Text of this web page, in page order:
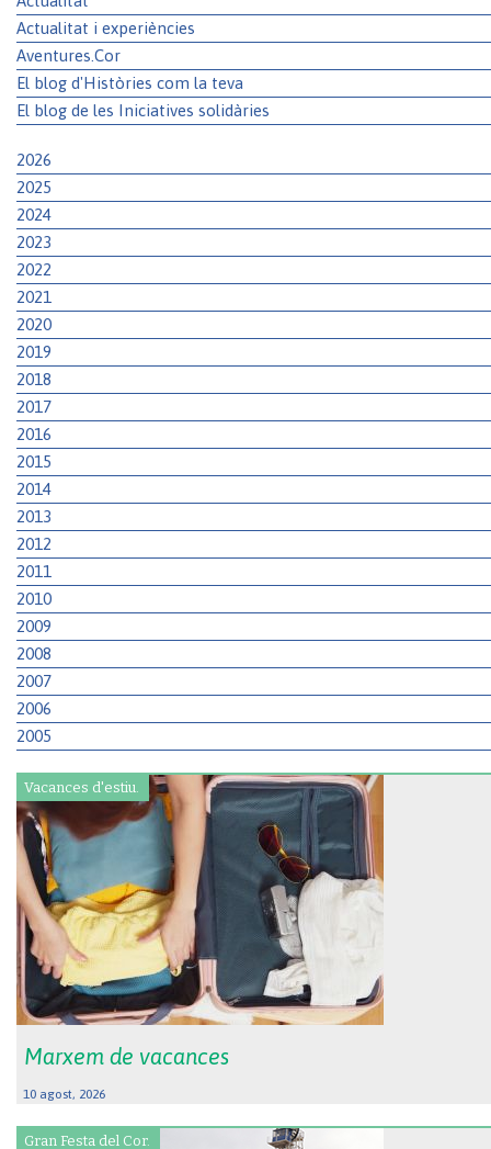
Actualitat i experiències
Aventures.Cor
El blog d'Històries com la teva
El blog de les Iniciatives solidàries
2026
2025
2024
2023
2022
2021
2020
2019
2018
2017
2016
2015
2014
2013
2012
2011
2010
2009
2008
2007
2006
2005
Vacances d'estiu.
Marxem de vacances
10 agost, 2026
Gran Festa del Cor.